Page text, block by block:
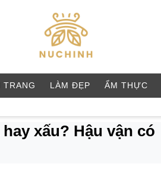
TRANG LÀM ĐẸP ẨM THỰC
xấu? Hậu vận có